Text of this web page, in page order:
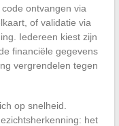
ontvangen via
of validatie via
Iedereen kiest zijn
financiële gegevens
vergrendelen tegen
op snelheid.
het